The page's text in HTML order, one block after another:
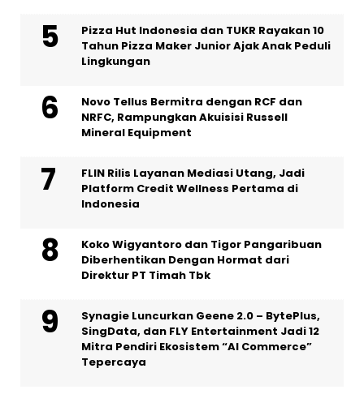
Pizza Hut Indonesia dan TUKR Rayakan 10
Tahun Pizza Maker Junior Ajak Anak Peduli
Lingkungan
Novo Tellus Bermitra dengan RCF dan
NRFC, Rampungkan Akuisisi Russell
Mineral Equipment
FLIN Rilis Layanan Mediasi Utang, Jadi
Platform Credit Wellness Pertama di
Indonesia
Koko Wigyantoro dan Tigor Pangaribuan
Diberhentikan Dengan Hormat dari
Direktur PT Timah Tbk
Synagie Luncurkan Geene 2.0 – BytePlus,
SingData, dan FLY Entertainment Jadi 12
Mitra Pendiri Ekosistem “AI Commerce”
Tepercaya